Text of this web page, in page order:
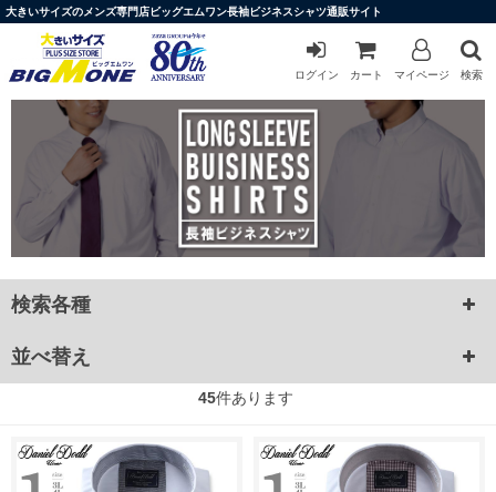
大きいサイズのメンズ専門店ビッグエムワン長袖ビジネスシャツ通販サイト
ログイン カート マイページ 検索
検索各種
並べ替え
45件あります